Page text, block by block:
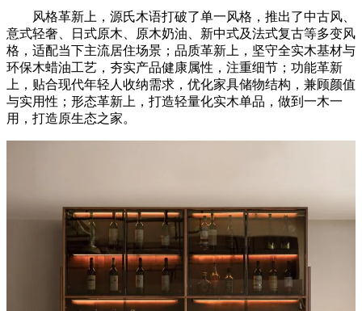
风格革新上，源氏木语打破了单一风格，推出了中古风、
意式轻奢、日式原木、原木奶油、新中式及法式复古等多变风
格，适配当下主流居住场景；品质革新上，坚守全实木基材与
环保木蜡油工艺，夯实产品健康属性，注重细节；功能革新
上，贴合现代年轻人收纳需求，优化家具储物结构，兼顾颜值
与实用性；形态革新上，打造轻量化实木单品，做到一木一
用，打造原生态之家。